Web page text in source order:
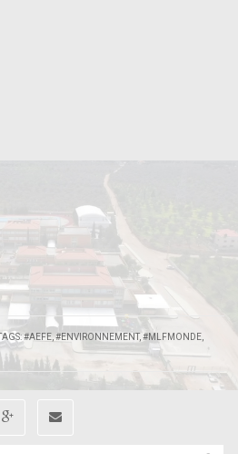
#AEFE,#ENVIRONNEMENT,#MLFMONDE